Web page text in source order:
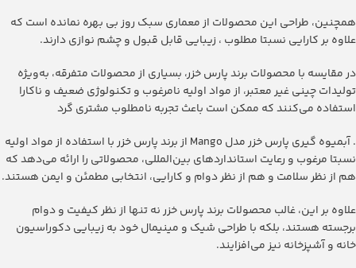
همچنین، طراحی این محصولات از معماری سبک روز بی بهره نمانده است که
علاوه بر کارایی نسبتا مطلوب ، زیبایی قابل قبول و چشم نوازی دارند.
در مقایسه با محصولات برند پارس خزر، بسیاری از محصولات متفرقه، به‌ویژه
تولیدات چینی غیر معتبر، از مواد اولیه نامرغوب و تکنولوژی ضعیف و ناکارا
استفاده می‌کنند که ممکن است باعث تجربه نامطلوب مشتری گرد
. ‫آبمیوه گیری پارس خزر مدل Mango‬ از برند پارس خزر با استفاده از مواد اولیه
نسبتا مرغوب و رعایت استانداردهای بین‌المللی، محصولاتی را ارائه می‌دهد که
هم از نظر سلامت و هم از نظر دوام و کارایی، انتخابی مطمئن و ایمن هستند.
علاوه بر این، غالب محصولات برند پارس خزر نه تنها از نظر کیفیت و دوام
برجسته هستند، بلکه با طراحی شیک و مینیمال خود به زیبایی دکوراسیون
خانه و آشپزخانه نیز می‌افزایند.